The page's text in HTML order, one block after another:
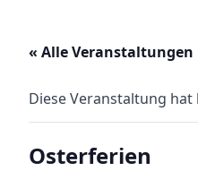
« Alle Veranstaltungen
Diese Veranstaltung
Osterferien